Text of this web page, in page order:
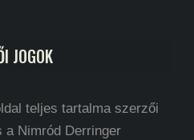
JOGOK
teljes tartalma szerzői
a Nimród Derringer